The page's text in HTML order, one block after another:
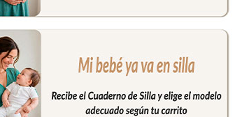
en laterales y culete para mayor suavidad.
nocivas. El arte provenzal que